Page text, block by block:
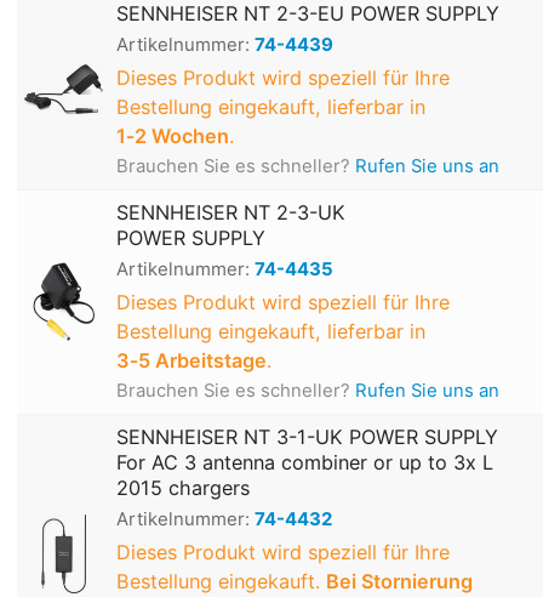
SENNHEISER NT 2-3-EU POWER SUPPLY
Artikelnummer: 74-4439
Dieses Produkt wird speziell für Ihre
Bestellung eingekauft, lieferbar in
1‑2 Wochen.
Brauchen Sie es schneller? Rufen Sie uns an
SENNHEISER NT 2-3-UK
POWER SUPPLY
Artikelnummer: 74-4435
Dieses Produkt wird speziell für Ihre
Bestellung eingekauft, lieferbar in
3‑5 Arbeitstage.
Brauchen Sie es schneller? Rufen Sie uns an
SENNHEISER NT 3-1-UK POWER SUPPLY
For AC 3 antenna combiner or up to 3x L
2015 chargers
Artikelnummer: 74-4432
Dieses Produkt wird speziell für Ihre
Bestellung eingekauft. Bei Stornierung